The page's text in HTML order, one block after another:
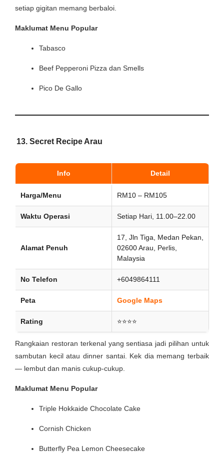
setiap gigitan memang berbaloi.
Maklumat Menu Popular
Tabasco
Beef Pepperoni Pizza dan Smells
Pico De Gallo
13. Secret Recipe Arau
Info Detail
Harga/Menu RM10 – RM105
Waktu Operasi Setiap Hari, 11.00–22.00
Alamat Penuh
17, Jln Tiga, Medan Pekan,
02600 Arau, Perlis,
Malaysia
No Telefon +6049864111
Peta Google Maps
Rating ⭐⭐⭐⭐
Rangkaian restoran terkenal yang sentiasa jadi pilihan untuk
sambutan kecil atau dinner santai. Kek dia memang terbaik
— lembut dan manis cukup-cukup.
Maklumat Menu Popular
Triple Hokkaide Chocolate Cake
Cornish Chicken
Butterfly Pea Lemon Cheesecake